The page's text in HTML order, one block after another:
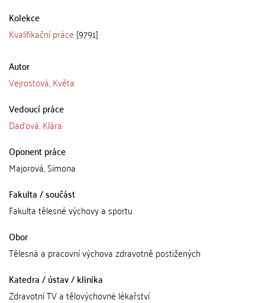
Kolekce
Kvalifikační práce [9791]
Autor
Vejrostová, Květa
Vedoucí práce
Daďová, Klára
Oponent práce
Majorová, Simona
Fakulta / součást
Fakulta tělesné výchovy a sportu
Obor
Tělesná a pracovní výchova zdravotně postižených
Katedra / ústav / klinika
Zdravotní TV a tělovýchovné lékařství